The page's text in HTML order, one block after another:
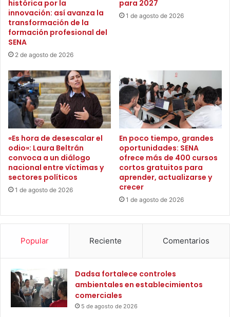
n
l
a
c
o
u
n
i
d
d
d
e
L
a
u
v
a
s
d
e
l
S
N
A
s
o
p
ú
b
l
o
,
t
u
histórica por la
innovación: así avanza la
transformación de la
formación profesional del
SENA
2 de agosto de 2026
para 2027
1 de agosto de 2026
«Es hora de desescalar el
odio»: Laura Beltrán
convoca a un diálogo
nacional entre víctimas y
sectores políticos
1 de agosto de 2026
En poco tiempo, grandes
oportunidades: SENA
ofrece más de 400 cursos
cortos gratuitos para
aprender, actualizarse y
crecer
1 de agosto de 2026
Popular Reciente Comentarios
Dadsa fortalece controles
ambientales en establecimientos
comerciales
5 de agosto de 2026